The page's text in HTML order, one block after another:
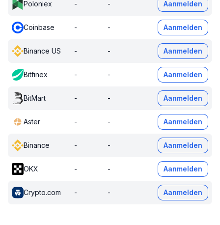
Poloniex - - Aanmelden
Coinbase - - Aanmelden
Binance US - - Aanmelden
Bitfinex - - Aanmelden
BitMart - - Aanmelden
Aster - - Aanmelden
Binance - - Aanmelden
OKX - - Aanmelden
Crypto.com - - Aanmelden